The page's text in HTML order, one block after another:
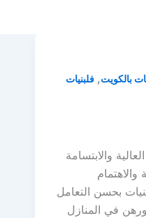
بالكويت, فلبنيات
والابتسامة
بحسن التعامل
في المنازل